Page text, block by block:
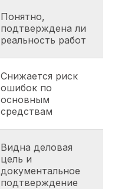
Понятно,
подтверждена ли
реальность работ
Снижается риск
ошибок по
основным
средствам
Видна деловая
цель и
документальное
подтверждение